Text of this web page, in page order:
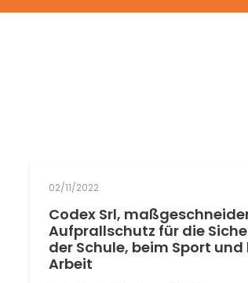
02/11/2022
Codex Srl,
Aufprallschutz für die
der Schule, beim Sport und
Arbeit